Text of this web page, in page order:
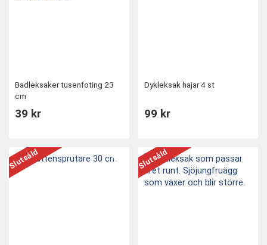
Badleksaker tusenfoting 23
cm
39 kr
Dykleksak hajar 4 st
99 kr
Slutsåld Slutsåld